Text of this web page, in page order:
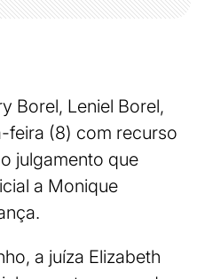
Borel, Leniel Borel,
feira (8) com recurso
julgamento que
a Monique
a juíza Elizabeth